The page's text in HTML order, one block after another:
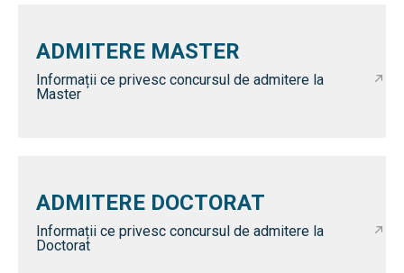
ADMITERE MASTER
Informații ce privesc concursul de admitere la
Master
ADMITERE DOCTORAT
Informații ce privesc concursul de admitere la
Doctorat